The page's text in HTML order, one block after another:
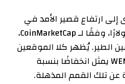
إلى ارتفاع قصير الأمد في
CoinMarketCap،
الطير. يُظهر كلا الموقعين
أن السعر الحالي لعملة WEN يمثل انخفاضًا بنسبة